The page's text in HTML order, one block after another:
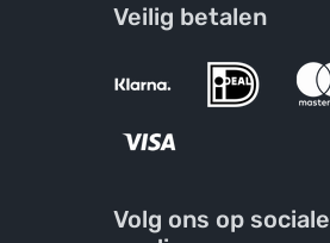
Veilig betalen
Volg ons op sociale